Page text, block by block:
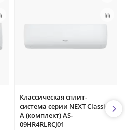
Классическая сплит-
система серии NEXT Classic
A (комплект) AS-
09HR4RLRCJ01